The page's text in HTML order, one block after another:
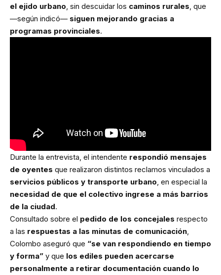
el ejido urbano, sin descuidar los caminos rurales, que
—según indicó— siguen mejorando gracias a
programas provinciales.
Durante la entrevista, el intendente respondió mensajes
de oyentes que realizaron distintos reclamos vinculados a
servicios públicos y transporte urbano , en especial la
necesidad de que el colectivo ingrese a más barrios
de la ciudad.
Consultado sobre el pedido de los concejales respecto
a las respuestas a las minutas de comunicación
Colombo aseguró que “se van respondiendo en tiempo
y forma” y que los ediles pueden acercarse
personalmente a retirar documentación cuando lo